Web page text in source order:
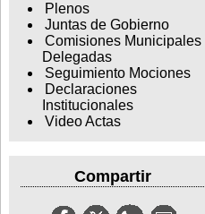
Plenos
Juntas de Gobierno
Comisiones Municipales
Delegadas
Seguimiento Mociones
Declaraciones
Institucionales
Video Actas
Compartir